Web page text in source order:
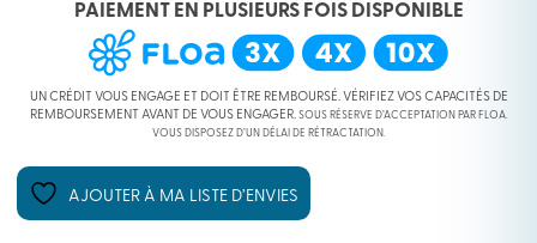
PAIEMENT EN PLUSIEURS FOIS DISPONIBLE
UN CRÉDIT VOUS ENGAGE ET DOIT ÊTRE REMBOURSÉ. VÉRIFIEZ VOS CAPACITÉS DE
REMBOURSEMENT AVANT DE VOUS ENGAGER. SOUS RÉSERVE D’ACCEPTATION PAR FLOA.
VOUS DISPOSEZ D’UN DÉLAI DE RÉTRACTATION.
AJOUTER À MA LISTE D’ENVIES